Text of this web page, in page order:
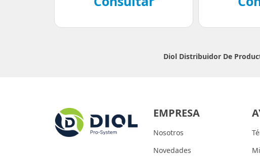
Diol Distribuidor De
EMPRESA
Nosotros
Novedades